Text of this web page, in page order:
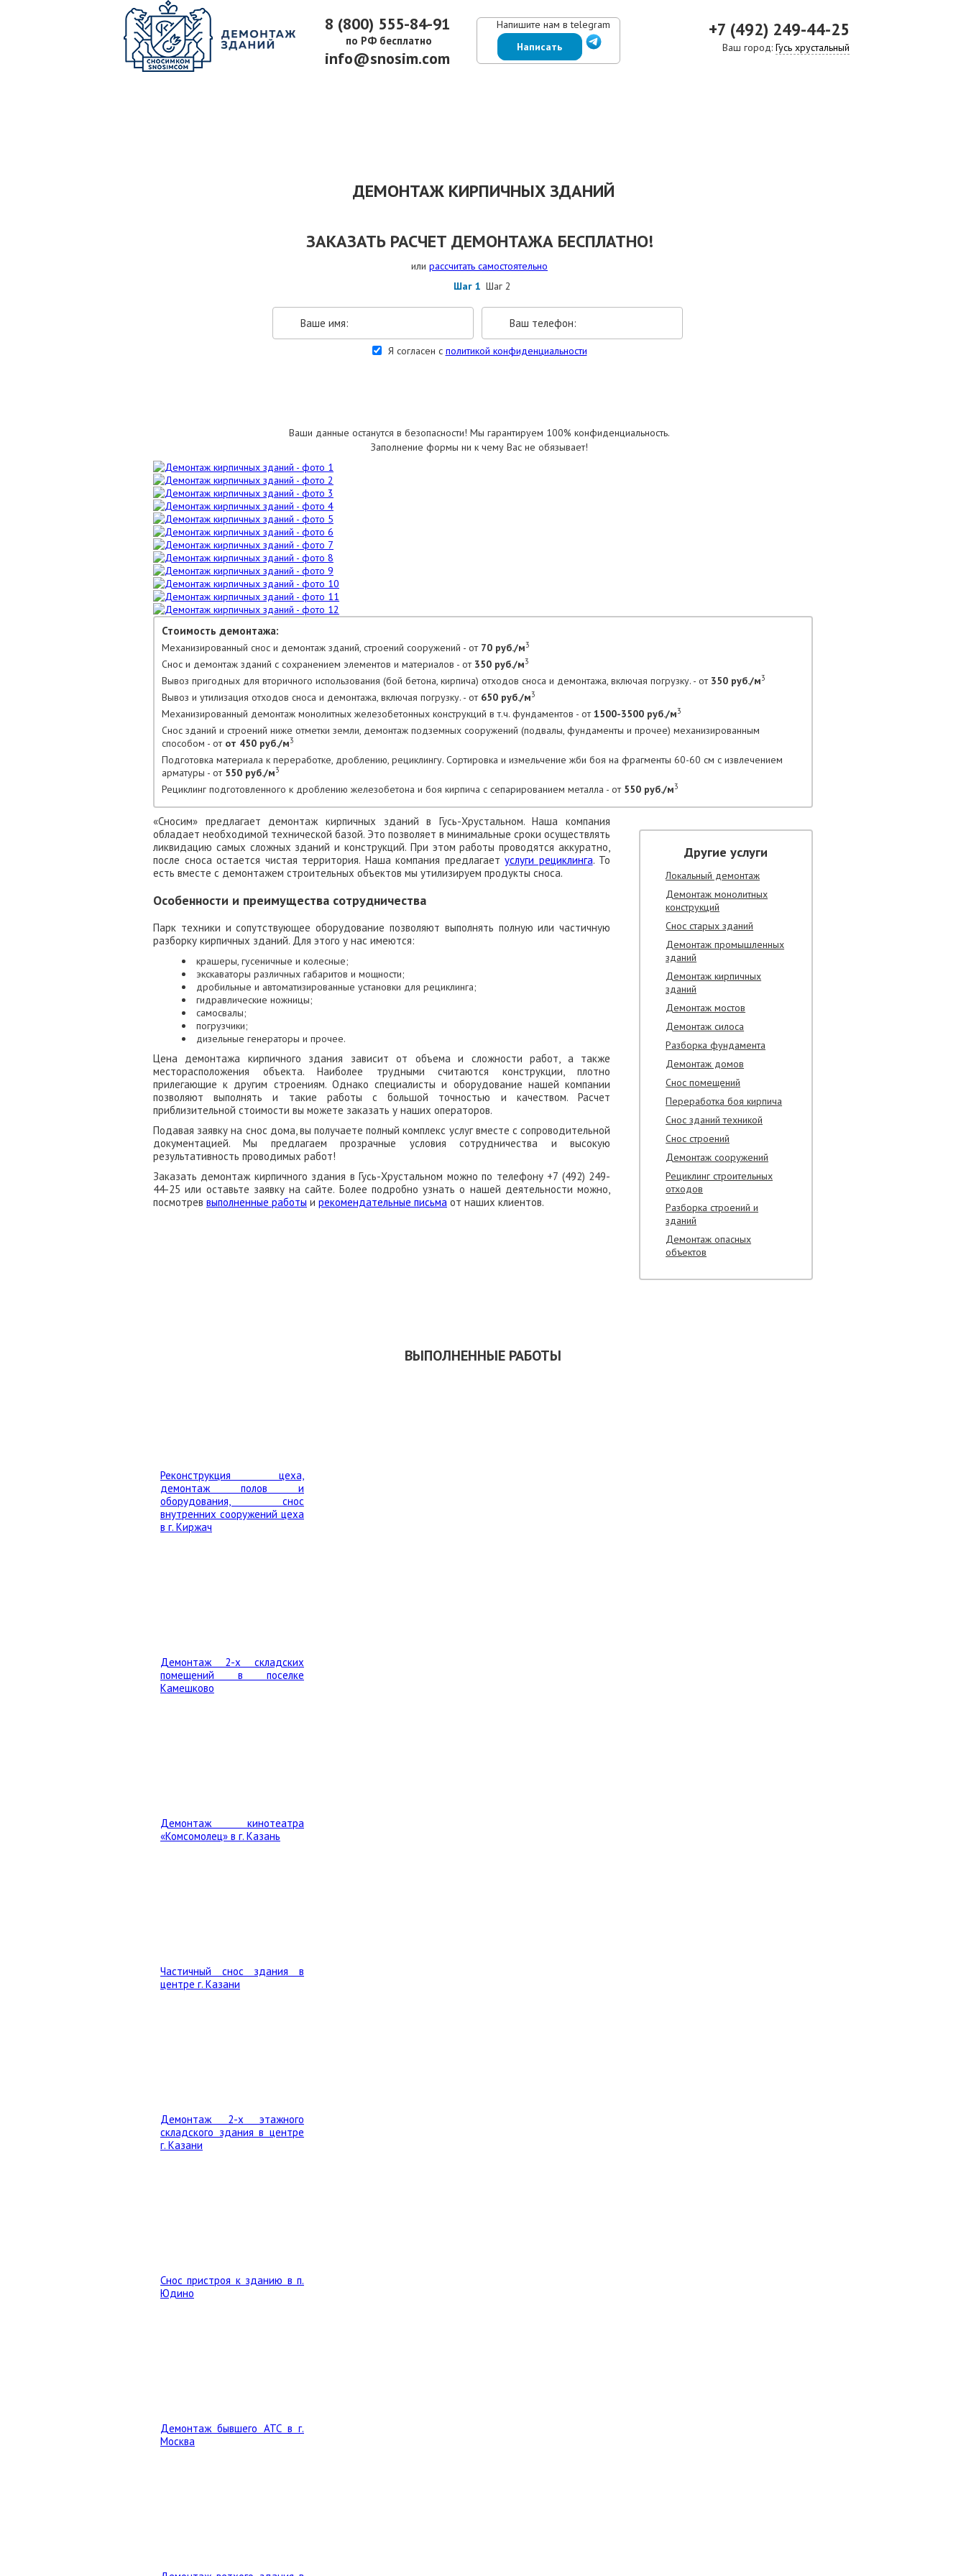
8 (800) 555-84-91
по РФ бесплатно
info@snosim.com
Напишите нам в telegram
Написать
+7 (492) 249-44-25
Ваш город: Гусь хрустальный
ДЕМОНТАЖ КИРПИЧНЫХ ЗДАНИЙ
ЗАКАЗАТЬ РАСЧЕТ ДЕМОНТАЖА БЕСПЛАТНО!
или рассчитать самостоятельно
Шаг 1 Шаг 2
Я согласен с политикой конфиденциальности
Ваши данные останутся в безопасности! Мы гарантируем 100% конфиденциальность.
Заполнение формы ни к чему Вас не обязывает!
Стоимость демонтажа:
Механизированный снос и демонтаж зданий, строений сооружений - от 70 руб./м3
Снос и демонтаж зданий с сохранением элементов и материалов - от 350 руб./м3
Вывоз пригодных для вторичного использования (бой бетона, кирпича) отходов сноса и демонтажа, включая погрузку. - от 350 руб./м3
Вывоз и утилизация отходов сноса и демонтажа, включая погрузку. - от 650 руб./м3
Механизированный демонтаж монолитных железобетонных конструкций в т.ч. фундаментов - от1500-3500 руб./м3
Снос зданий и строений ниже отметки земли, демонтаж подземных сооружений (подвалы, фундаменты и прочее) механизированным
способом - от от 450 руб./м3
Подготовка материала к переработке, дроблению, рециклингу. Сортировка и измельчение жби боя на фрагменты 60-60 см с извлечением
арматуры - от 550 руб./м3
Рециклинг подготовленного к дроблению железобетона и боя кирпича с сепарированием металла - от 550 руб./м3
Другие услуги
Локальный демонтаж
Демонтаж монолитных
конструкций
Снос старых зданий
Демонтаж промышленных
зданий
Демонтаж кирпичных
зданий
Демонтаж мостов
Демонтаж силоса
Разборка фундамента
Демонтаж домов
Снос помещений
Переработка боя кирпича
Снос зданий техникой
Снос строений
Демонтаж сооружений
Рециклинг строительных
отходов
Разборка строений и
зданий
Демонтаж опасных
объектов
«Сносим» предлагает демонтаж кирпичных зданий в Гусь-Хрустальном. Наша компания
обладает необходимой технической базой. Это позволяет в минимальные сроки осуществлять
ликвидацию самых сложных зданий и конструкций. При этом работы проводятся аккуратно,
после сноса остается чистая территория. Наша компания предлагаетуслуги рециклинга. То
есть вместе с демонтажем строительных объектов мы утилизируем продукты сноса.
Особенности и преимущества сотрудничества
Парк техники и сопутствующее оборудование позволяют выполнять полную или частичную
разборку кирпичных зданий. Для этого у нас имеются:
крашеры, гусеничные и колесные;
экскаваторы различных габаритов и мощности;
дробильные и автоматизированные установки для рециклинга;
гидравлические ножницы;
самосвалы;
погрузчики;
дизельные генераторы и прочее.
Цена демонтажа кирпичного здания зависит от объема и сложности работ, а также
месторасположения объекта. Наиболее трудными считаются конструкции, плотно
прилегающие к другим строениям. Однако специалисты и оборудование нашей компании
позволяют выполнять и такие работы с большой точностью и качеством. Расчет
приблизительной стоимости вы можете заказать у наших операторов.
Подавая заявку на снос дома, вы получаете полный комплекс услуг вместе с сопроводительной
документацией. Мы предлагаем прозрачные условия сотрудничества и высокую
результативность проводимых работ!
Заказать демонтаж кирпичного здания в Гусь-Хрустальном можно по телефону +7 (492) 249-
44-25 или оставьте заявку на сайте. Более подробно узнать о нашей деятельности можно,
посмотрев выполненные работы и рекомендательные письма от наших клиентов.
ВЫПОЛНЕННЫЕ РАБОТЫ
Реконструкция цеха,
демонтаж полов и
оборудования, снос
внутренних сооружений цеха
в г. Киржач
Демонтаж 2-х складских
помещений в поселке
Камешково
Демонтаж кинотеатра
«Комсомолец» в г. Казань
Частичный снос здания в
центре г. Казани
Демонтаж 2-х этажного
складского здания в центре
г. Казани
Снос пристроя к зданию в п.
Юдино
Демонтаж бывшего АТС в г.
Москва